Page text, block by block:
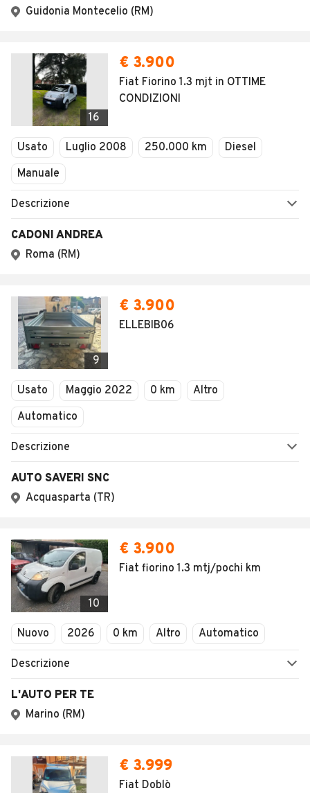
Guidonia Montecelio (RM)
16
€ 3.900
Fiat Fiorino 1.3 mjt in OTTIME
CONDIZIONI
Usato Luglio 2008 250.000 km
Diesel
Manuale
Descrizione
CADONI ANDREA
Roma (RM)
9
€ 3.900
ELLEBIB06
Usato Maggio 2022 0 km
Altro
Automatico
Descrizione
AUTO SAVERI SNC
Acquasparta (TR)
10
€ 3.900
Fiat fiorino 1.3 mtj/pochi km
Nuovo 2026 0 km Altro Automatico
Descrizione
L'AUTO PER TE
Marino (RM)
€ 3.999
Fiat Doblò